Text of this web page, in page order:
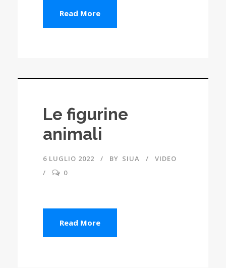
Read More
Le figurine
animali
6 LUGLIO 2022 BY SIUA
VIDEO
0
Read More